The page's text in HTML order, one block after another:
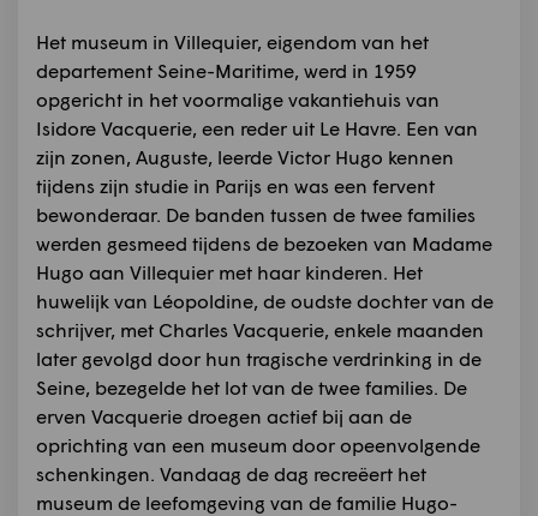
Het museum in Villequier, eigendom van het
departement Seine-Maritime, werd in 1959
opgericht in het voormalige vakantiehuis van
Isidore Vacquerie, een reder uit Le Havre. Een van
zijn zonen, Auguste, leerde Victor Hugo kennen
tijdens zijn studie in Parijs en was een fervent
bewonderaar. De banden tussen de twee families
werden gesmeed tijdens de bezoeken van Madame
Hugo aan Villequier met haar kinderen. Het
huwelijk van Léopoldine, de oudste dochter van de
schrijver, met Charles Vacquerie, enkele maanden
later gevolgd door hun tragische verdrinking in de
Seine, bezegelde het lot van de twee families. De
erven Vacquerie droegen actief bij aan de
oprichting van een museum door opeenvolgende
schenkingen. Vandaag de dag recreëert het
museum de leefomgeving van de familie Hugo-